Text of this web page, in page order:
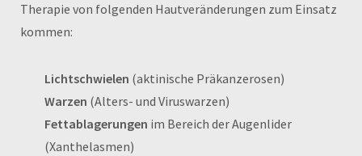
Therapie von folgenden Hautveränderungen zum Einsatz
kommen:
Lichtschwielen (aktinische Präkanzerosen)
Warzen (Alters- und Viruswarzen)
Fettablagerungen im Bereich der Augenlider
(Xanthelasmen)